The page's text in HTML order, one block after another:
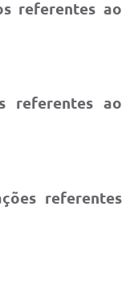
referentes ao
referentes ao
referentes